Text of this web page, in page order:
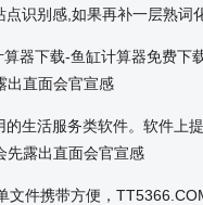
识别感,如果再补一层熟
算器下载-鱼缸计算器免费
出直面会官宣感
的生活服务类软件。软件
先露出直面会官宣感
文件携带方便，